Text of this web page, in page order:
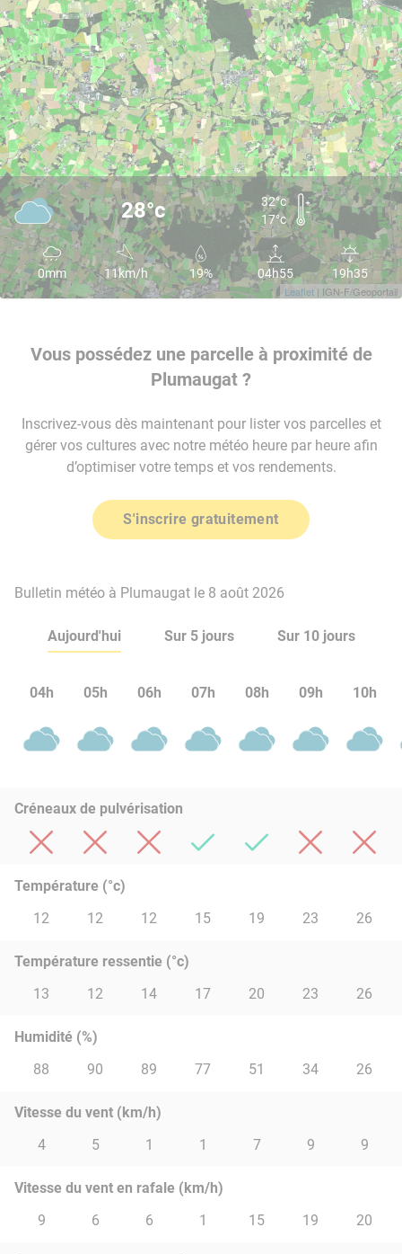
Leaflet | IGN-F/Geoportail
28°c
32°c
17°c
0mm 11km/h 19% 04h55 19h35
Vous possédez une parcelle à proximité de
Plumaugat ?
Inscrivez-vous dès maintenant pour lister vos parcelles et
gérer vos cultures avec notre météo heure par heure afin
d’optimiser votre temps et vos rendements.
S'inscrire gratuitement
Bulletin météo à Plumaugat le 8 août 2026
Aujourd'hui Sur 5 jours Sur 10 jours
04h 05h 06h 07h 08h 09h 10h
Créneaux de pulvérisation
Température (°c)
12
12 12 15 19 23 26
Température ressentie (°c)
13
12 14 17 20 23 26
Humidité (%)
88
90 89 77 51 34 26
Vitesse du vent (km/h)
4
5 1 1 7 9 9
Vitesse du vent en rafale (km/h)
9
6 6 1 15 19 20